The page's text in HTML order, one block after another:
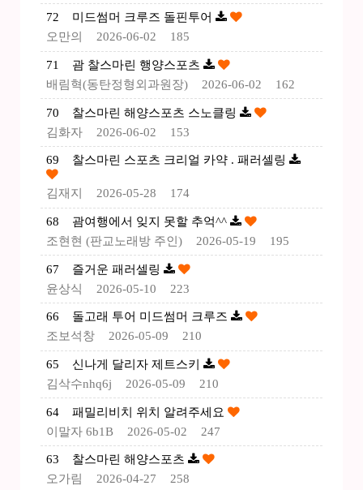
72
미드썸머 크루즈 돌핀투어
오만의
2026-06-02 185
71
괌 찰스마린 행양스포츠
배림혁(동탄정형외과원장)
2026-06-02 162
70
찰스마린 해양스포츠 스노클링
김화자
2026-06-02 153
69 찰스마린 스포츠 크리얼 카약 . 패러셀링
김재지 2026-05-28 174
68
괌여행에서 잊지 못할 추억^^
조현현 (판교노래방 주인)
2026-05-19 195
67
즐거운 패러셀링
윤상식
2026-05-10 223
66
돌고래 투어 미드썸머 크루즈
조보석창
2026-05-09 210
65
신나게 달리자 제트스키
김삭수nhq6j
2026-05-09 210
64
패밀리비치 위치 알려주세요
이말자 6b1B
2026-05-02 247
63
찰스마린 해양스포츠
오가림
2026-04-27 258